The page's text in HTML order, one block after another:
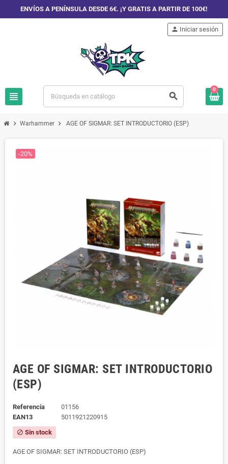
ENVÍOS A PENÍNSULA DESDE 6€. ¡Y GRATIS A PARTIR DE 100€!
view_headline search
person Iniciar sesión
0
chevron_right Warhammer chevron_right AGE OF SIGMAR: SET INTRODUCTORIO (ESP)
-20%
AGE OF SIGMAR: SET INTRODUCTORIO
(ESP)
Referencia
01156
EAN13
5011921220915
block Sin stock
AGE OF SIGMAR: SET INTRODUCTORIO (ESP)